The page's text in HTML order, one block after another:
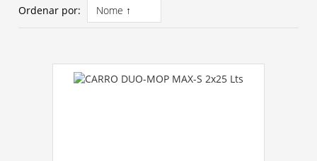
Ordenar por: